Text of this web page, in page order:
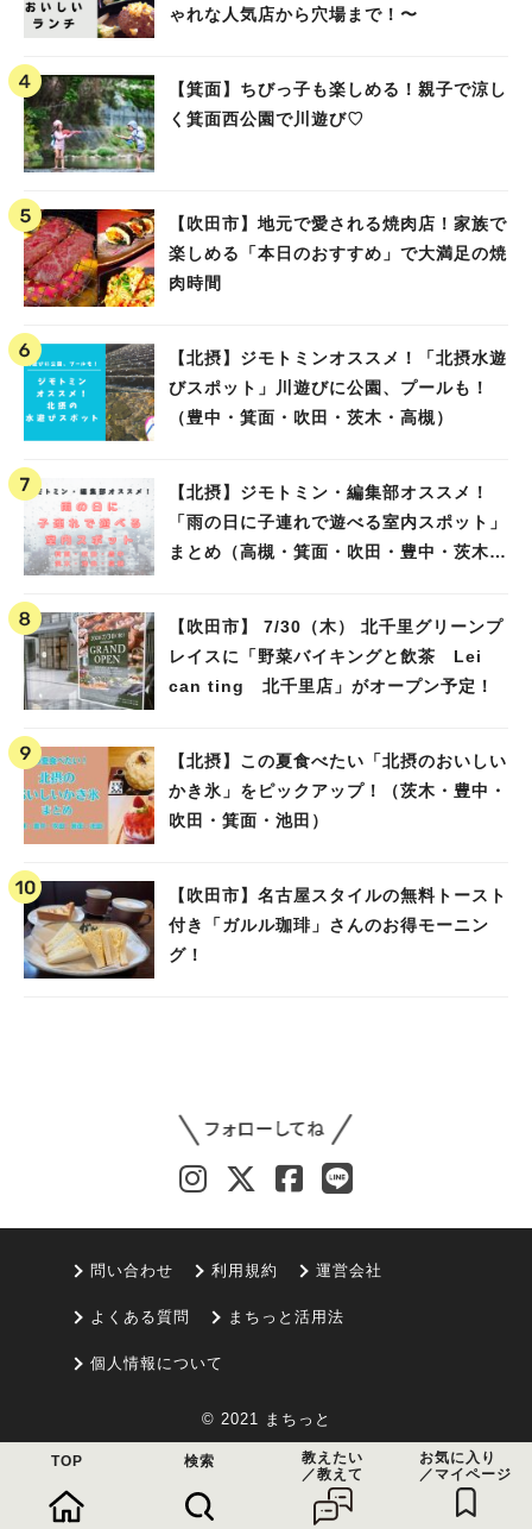
ゃれな人気店から穴場まで！〜
【箕面】ちびっ子も楽しめる！親子で涼し
く箕面西公園で川遊び♡
【吹田市】地元で愛される焼肉店！家族で
楽しめる「本日のおすすめ」で大満足の焼
肉時間
【北摂】ジモトミンオススメ！「北摂水遊
びスポット」川遊びに公園、プールも！
（豊中・箕面・吹田・茨木・高槻）
【北摂】ジモトミン・編集部オススメ！
「雨の日に子連れで遊べる室内スポット」
まとめ（高槻・箕面・吹田・豊中・茨木・
【吹田市】 7/30（木） 北千里グリーンプ
レイスに「野菜バイキングと飲茶 Lei
can ting 北千里店」がオープン予定！
【北摂】この夏食べたい「北摂のおいしい
かき氷」をピックアップ！（茨木・豊中・
吹田・箕面・池田）
【吹田市】名古屋スタイルの無料トースト
付き「ガルル珈琲」さんのお得モーニン
グ！
問い合わせ 利用規約 運営会社
よくある質問 まちっと活用法
個人情報について
© 2021 まちっと
TOP 検索
教えたい
／教えて
お気に入り
／マイページ